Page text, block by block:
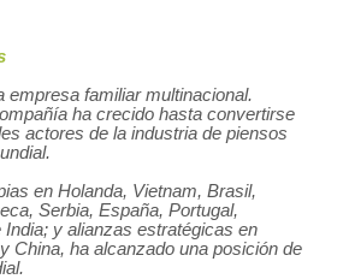
empresa familiar multinacional.
ha crecido hasta convertirse
actores de la industria de piensos
en Holanda, Vietnam, Brasil,
Serbia, España, Portugal,
y alianzas estratégicas en
China, ha alcanzado una posición de